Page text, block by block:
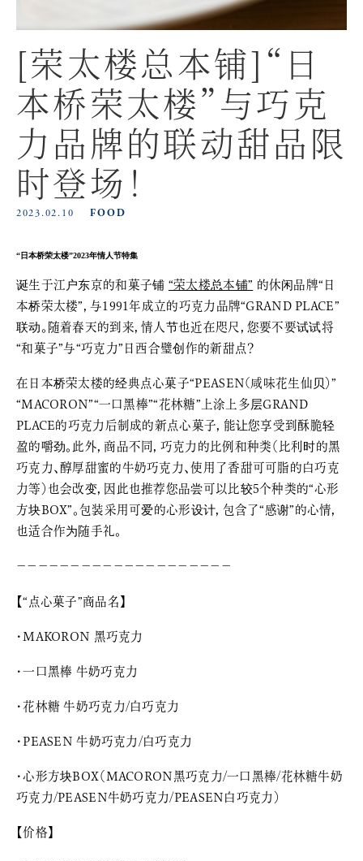
[荣太楼总本铺]“日
本桥荣太楼”与巧克
力品牌的联动甜品限
时登场！
2023.02.10 FOOD
“日本桥荣太楼”2023年情人节特集
诞生于江户东京的和菓子铺 “荣太楼总本铺” 的休闲品牌“日
本桥荣太楼”，与1991年成立的巧克力品牌“GRAND PLACE”
联动。随着春天的到来，情人节也近在咫尺，您要不要试试将
“和菓子”与“巧克力”日西合璧创作的新甜点？
在日本桥荣太楼的经典点心菓子“PEASEN(咸味花生仙贝）”
“MACORON”“一口黑棒”“花林糖”上涂上多层GRAND
PLACE的巧克力后制成的新点心菓子，能让您享受到酥脆轻
盈的嚼劲。此外，商品不同，巧克力的比例和种类（比利时的黑
巧克力、醇厚甜蜜的牛奶巧克力、使用了香甜可可脂的白巧克
力等）也会改变，因此也推荐您品尝可以比较5个种类的“心形
方块BOX”。包装采用可爱的心形设计，包含了“感谢”的心情，
也适合作为随手礼。
－－－－－－－－－－－－－－－－－－－－
【“点心菓子”商品名】
・MAKORON 黑巧克力
・一口黑棒 牛奶巧克力
・花林糖 牛奶巧克力/白巧克力
・PEASEN 牛奶巧克力/白巧克力
・心形方块BOX（MACORON黑巧克力/一口黑棒/花林糖牛奶
巧克力/PEASEN牛奶巧克力/PEASEN白巧克力）
【价格】